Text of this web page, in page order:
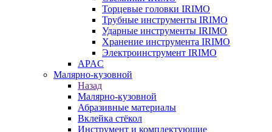
Торцевые головки IRIMO
Трубные инструменты IRIMO
Ударные инструменты IRIMO
Хранение инструмента IRIMO
Электроинструмент IRIMO
APAC
Малярно-кузовной
Назад
Малярно-кузовной
Абразивные материалы
Вклейка стёкол
Инструмент и комплектующие